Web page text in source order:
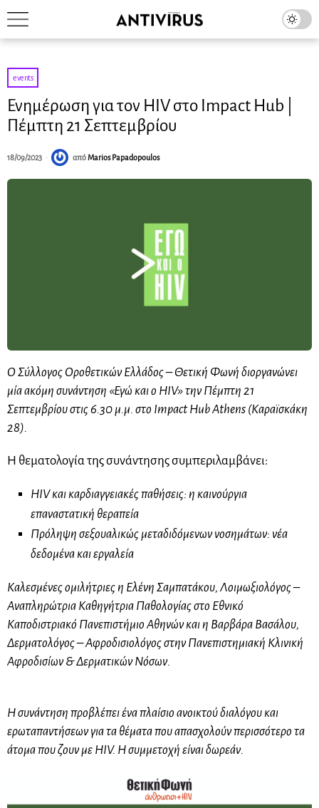
events
Ενημέρωση για τον HIV στο Impact Hub |
Πέμπτη 21 Σεπτεμβρίου
18/09/2023 απόMarios Papadopoulos
Ο Σύλλογος Οροθετικών Ελλάδος – Θετική Φωνή διοργανώνει
μία ακόμη συνάντηση «Εγώ και ο HIV» την Πέμπτη 21
Σεπτεμβρίου στις 6.30 μ.μ. στο Impact Hub Athens (Καραϊσκάκη
28).
Η θεματολογία της συνάντησης συμπεριλαμβάνει:
HIV και καρδιαγγειακές παθήσεις: η καινούργια
επαναστατική θεραπεία
Πρόληψη σεξουαλικώς μεταδιδόμενων νοσημάτων: νέα
δεδομένα και εργαλεία
Καλεσμένες ομιλήτριες η Ελένη Σαμπατάκου, Λοιμωξιολόγος –
Αναπληρώτρια Καθηγήτρια Παθολογίας στο Εθνικό
Καποδιστριακό Πανεπιστήμιο Αθηνών και η Βαρβάρα Βασάλου,
Δερματολόγος – Αφροδισιολόγος στην Πανεπιστημιακή Κλινική
Αφροδισίων & Δερματικών Νόσων.
Η συνάντηση προβλέπει ένα πλαίσιο ανοικτού διαλόγου και
ερωταπαντήσεων για τα θέματα που απασχολούν περισσότερο τα
άτομα που ζουν με HIV. Η συμμετοχή είναι δωρεάν.